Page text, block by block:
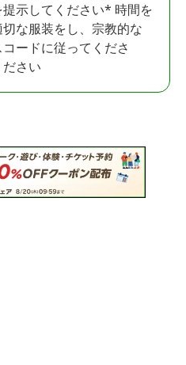
示してください* 時間を
な服装をし、宗教的な
ードに従ってくださ
さい